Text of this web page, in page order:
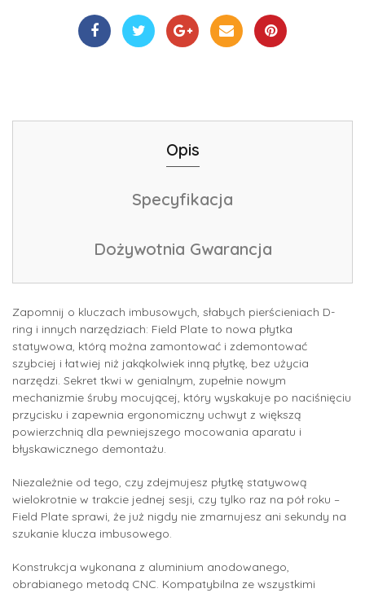
Opis
Specyfikacja
Dożywotnia Gwarancja
Zapomnij o kluczach imbusowych, słabych pierścieniach D-
ring i innych narzędziach: Field Plate to nowa płytka
statywowa, którą można zamontować i zdemontować
szybciej i łatwiej niż jakąkolwiek inną płytkę, bez użycia
narzędzi. Sekret tkwi w genialnym, zupełnie nowym
mechanizmie śruby mocującej, który wyskakuje po naciśnięciu
przycisku i zapewnia ergonomiczny uchwyt z większą
powierzchnią dla pewniejszego mocowania aparatu i
błyskawicznego demontażu.
Niezależnie od tego, czy zdejmujesz płytkę statywową
wielokrotnie w trakcie jednej sesji, czy tylko raz na pół roku –
Field Plate sprawi, że już nigdy nie zmarnujesz ani sekundy na
szukanie klucza imbusowego.
Konstrukcja wykonana z aluminium anodowanego,
obrabianego metodą CNC. Kompatybilna ze wszystkimi